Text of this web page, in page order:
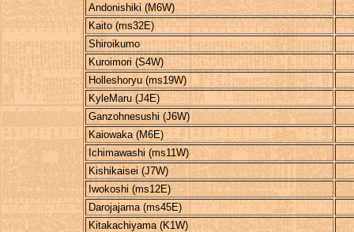
Andonishiki (M6W)
Kaito (ms32E)
Shiroikumo
Kuroimori (S4W)
Holleshoryu (ms19W)
KyleMaru (J4E)
Ganzohnesushi (J6W)
Kaiowaka (M6E)
Ichimawashi (ms11W)
Kishikaisei (J7W)
Iwokoshi (ms12E)
Darojajama (ms45E)
Kitakachiyama (K1W)